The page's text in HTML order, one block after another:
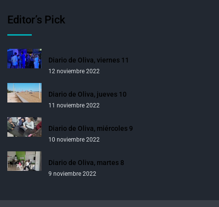
Editor’s Pick
Diario de Oliva, viernes 11
12 noviembre 2022
Diario de Oliva, jueves 10
11 noviembre 2022
Diario de Oliva, miércoles 9
10 noviembre 2022
Diario de Oliva, martes 8
9 noviembre 2022